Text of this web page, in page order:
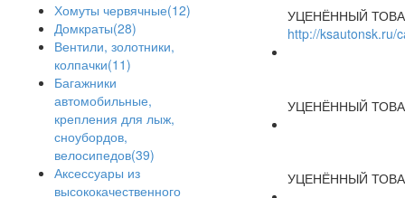
Хомуты червячные(12)
Домкраты(28)
Вентили, золотники,
колпачки(11)
Багажники
автомобильные,
крепления для лыж,
сноубордов,
велосипедов(39)
Аксессуары из
высококачественного
УЦЕНЁННЫЙ
http://ksautonsk.ru/
УЦЕНЁННЫЙ
УЦЕНЁННЫЙ